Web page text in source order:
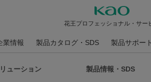
花王プロフェッショナル・サー
業情報 製品カタログ・SDS 製品サポー
ューション 製品情報・SDS